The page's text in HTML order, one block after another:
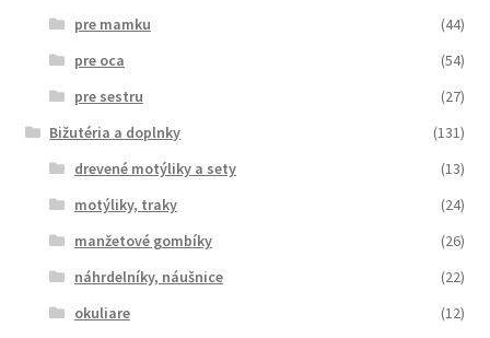
pre mamku
(44)
pre oca
(54)
pre sestru
(27)
Bižutéria a doplnky
(131)
drevené motýliky a sety
(13)
motýliky, traky
(24)
manžetové gombíky
(26)
náhrdelníky, náušnice
(22)
okuliare
(12)